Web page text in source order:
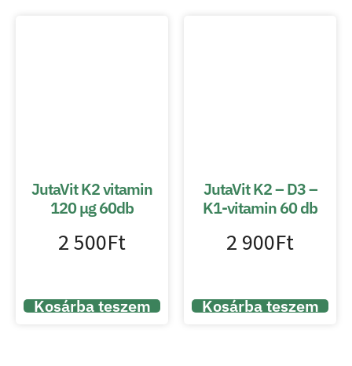
JutaVit K2 vitamin
120 μg 60db
2 500Ft
Kosárba teszem
JutaVit K2 – D3 –
K1-vitamin 60 db
2 900Ft
Kosárba teszem